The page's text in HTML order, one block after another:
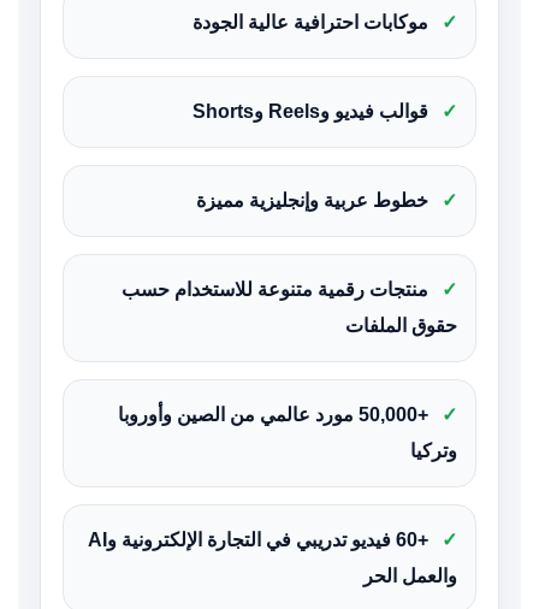
✓ موكابات احترافية عالية الجودة
✓ قوالب فيديو وReels وShorts
✓ خطوط عربية وإنجليزية مميزة
✓
منتجات رقمية متنوعة للاستخدام حسب
حقوق الملفات
✓
+50,000 مورد عالمي من الصين وأوروبا
وتركيا
✓
+60 فيديو تدريبي في التجارة الإلكترونية وAI
والعمل الحر